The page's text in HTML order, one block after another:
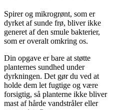
Spirer og mikrogrønt, som er
dyrket af sunde frø, bliver ikke
generet af den smule bakterier,
som er overalt omkring os.
Din opgave er bare at støtte
planternes sundhed under
dyrkningen. Det gør du ved at
holde dem let fugtige og være
forsigtig, så planterne ikke bliver
mast af hårde vandstråler eller